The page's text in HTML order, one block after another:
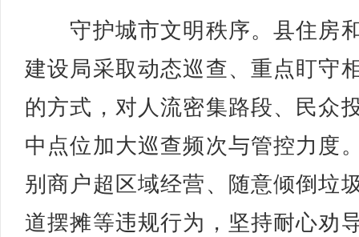
守护城市文明秩序。县住房
建设局采取动态巡查、重点盯守
的方式，对人流密集路段、民众
中点位加大巡查频次与管控力度
别商户超区域经营、随意倾倒垃
道摆摊等违规行为，坚持耐心劝